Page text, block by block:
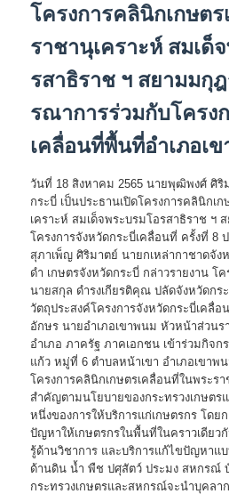
โครงการคลินิกเกษต
ราชานุเคราะห์ สมเด็
รสาธิราช ฯ สยามมกุ
รณาการร่วมกับโครง
เคลื่อนที่พื้นที่อำเภอเ
วันที่ 18 สิงหาคม 2565 นายพุฒิพงศ์ ศิริ
กระบี่ เป็นประธานเปิดโครงการคลินิกเ
เคราะห์ สมเด็จพระบรมโอรสาธิราช ฯ
โครงการจังหวัดกระบี่เคลื่อนที่ ครั้งที่ 8
สุภาเพ็ญ ศิริมาตย์ นายกเหล่ากาชาดจั
ดำ เกษตรจังหวัดกระบี่ กล่าวรายงาน โ
นายสกุล ดำรงเกียรติคุณ ปลัดจังหวัดกร
วัตถุประสงค์โครงการจังหวัดกระบี่เคลื่
อักษร นายอำเภอเขาพนม หัวหน้าส่วนร
อำเภอ ภาครัฐ ภาคเอกชน เข้าร่วมกิจ
แก้ว หมู่ที่ 6 ตำบลหน้าเขา อำเภอเขาพ
โครงการคลินิกเกษตรเคลื่อนที่ในพระรา
สำคัญตามนโยบายของกระทรวงเกษต
หนึ่งของการให้บริการแก่เกษตรกร โดย
ปัญหาให้เกษตรกรในพื้นที่ในคราวเดียว
รู้ด้านวิชาการ และบริการแก้ไขปัญหาแ
ด้านดิน น้ำ พืช ปศุสัตว์ ประมง สหกรณ์
กระทรวงเกษตรและสหกรณ์จะนำบุคลา